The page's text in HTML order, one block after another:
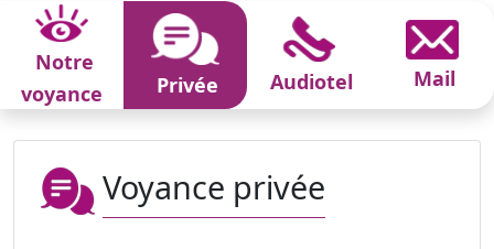
Notre
voyance
Privée Audiotel Mail
Voyance privée